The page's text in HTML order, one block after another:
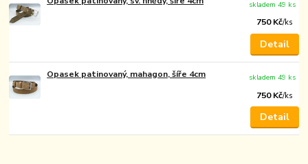
750 Kč/ks
skladem 49 ks
Detail
Opasek patinovaný, mahagon, šíře 4cm
750 Kč/ks
skladem 49 ks
Detail